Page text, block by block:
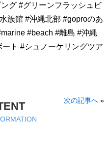
グ #グリーンフラッシュビ
族館 #沖縄北部 #goproのあ
#beach #離島 #沖縄
ト #シュノーケリングツア
次の記事へ »